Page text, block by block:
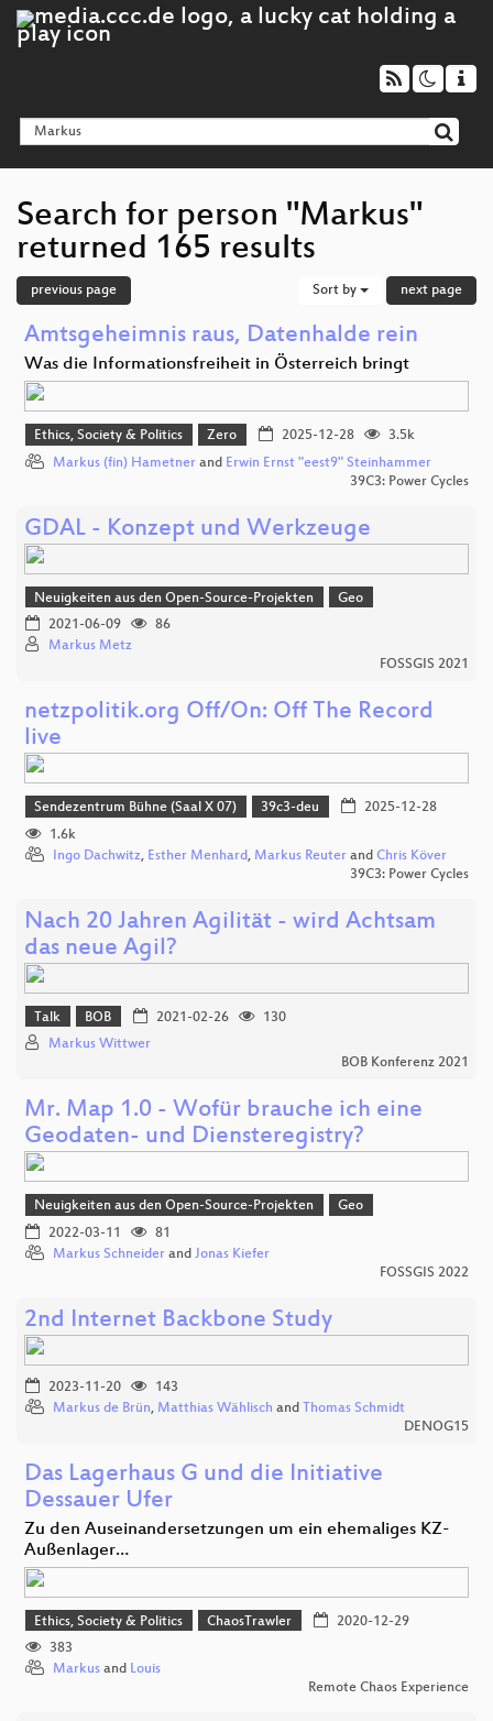
Search for person "Markus"
returned 165 results
previous page Sort by next page
Amtsgeheimnis raus, Datenhalde rein
Was die Informationsfreiheit in Österreich bringt
Ethics, Society & Politics Zero 2025-12-28
3.5k
Markus (fin) Hametner and Erwin Ernst "eest9" Steinhammer
39C3: Power Cycles
GDAL - Konzept und Werkzeuge
Neuigkeiten aus den Open-Source-Projekten
Geo
2021-06-09
86
Markus Metz
FOSSGIS 2021
netzpolitik.org Off/On: Off The Record
live
Sendezentrum Bühne (Saal X 07) 39c3-deu
2025-12-28
1.6k
Ingo Dachwitz, Esther Menhard, Markus Reuter and Chris Köver
39C3: Power Cycles
Nach 20 Jahren Agilität - wird Achtsam
das neue Agil?
Talk BOB 2021-02-26
130
Markus Wittwer
BOB Konferenz 2021
Mr. Map 1.0 - Wofür brauche ich eine
Geodaten- und Diensteregistry?
Neuigkeiten aus den Open-Source-Projekten
Geo
2022-03-11
81
Markus Schneider and Jonas Kiefer
FOSSGIS 2022
2nd Internet Backbone Study
2023-11-20
143
Markus de Brün, Matthias Wählisch and Thomas Schmidt
DENOG15
Das Lagerhaus G und die Initiative
Dessauer Ufer
Zu den Auseinandersetzungen um ein ehemaliges KZ-
Außenlager…
Ethics, Society & Politics ChaosTrawler
2020-12-29
383
Markus and Louis
Remote Chaos Experience